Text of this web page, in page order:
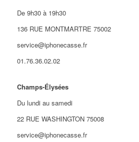
De 9h30 à 19h30
136 RUE MONTMARTRE 75002
service@iphonecasse.fr
01.76.36.02.02
Champs-Élysées
Du lundi au samedi
22 RUE WASHINGTON 75008
service@iphonecasse.fr